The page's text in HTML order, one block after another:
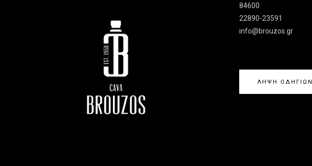
84600
22890-23591
info@brouzos.gr
ΛΗΨΗ ΟΔΗΓΙΩΝ